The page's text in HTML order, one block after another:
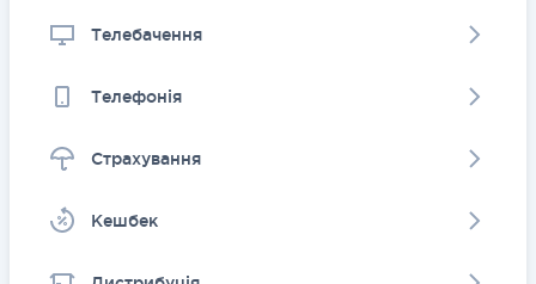
Телебачення
Телефонія
Страхування
Kешбек